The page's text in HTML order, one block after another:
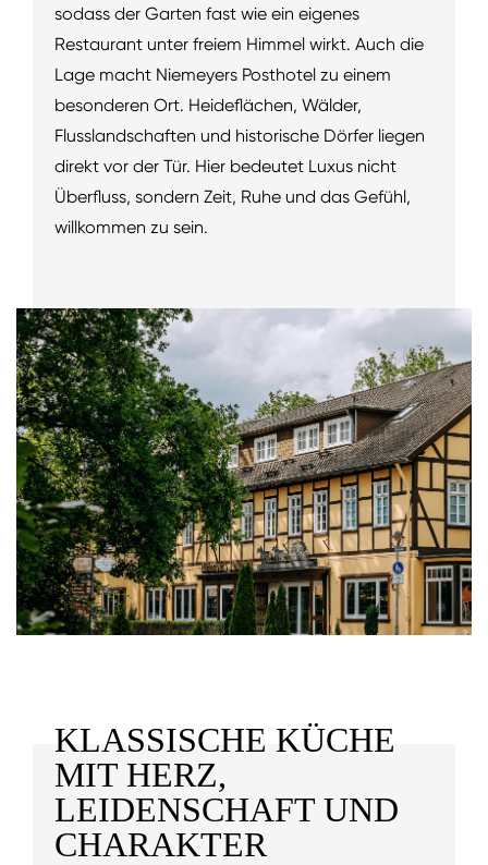
sodass der Garten fast wie ein eigenes
Restaurant unter freiem Himmel wirkt. Auch die
Lage macht Niemeyers Posthotel zu einem
besonderen Ort. Heideflächen, Wälder,
Flusslandschaften und historische Dörfer liegen
direkt vor der Tür. Hier bedeutet Luxus nicht
Überfluss, sondern Zeit, Ruhe und das Gefühl,
willkommen zu sein.
KLASSISCHE KÜCHE
MIT HERZ,
LEIDENSCHAFT UND
CHARAKTER